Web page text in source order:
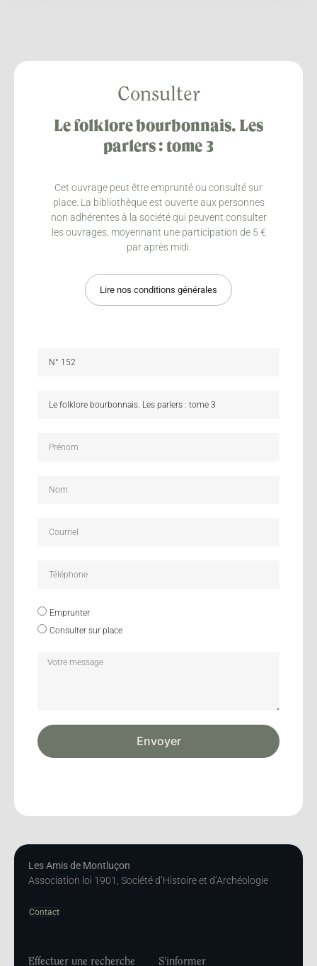
Consulter
Le folklore bourbonnais. Les
parlers : tome 3
Cet ouvrage peut être emprunté ou consulté sur
place. La bibliothèque est ouverte aux personnes
non adhérentes à la société qui peuvent consulter
les ouvrages, moyennant une participation de 5 €
par après midi.
Lire nos conditions générales
Emprunter
Consulter sur place
Envoyer
Les Amis de Montluçon
Association loi 1901, Société d’Histoire et d’Archéologie
Contact
Effectuer une recherche S'informer